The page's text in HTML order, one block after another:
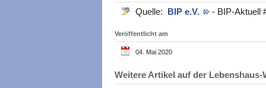
Quelle: BIP e.V. - BIP-Aktuell
Veröffentlicht am
04. Mai 2020
Weitere Artikel auf der